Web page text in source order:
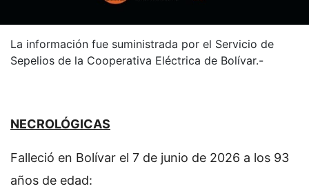
La información fue suministrada por el Servicio de
Sepelios de la Cooperativa Eléctrica de Bolívar.-
NECROLÓGICAS
Falleció en Bolívar el 7 de junio de 2026 a los 93
años de edad: